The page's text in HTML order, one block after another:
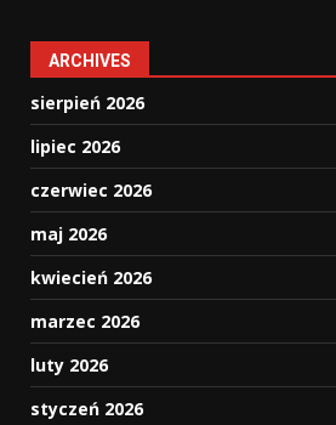
ARCHIVES
sierpień 2026
lipiec 2026
czerwiec 2026
maj 2026
kwiecień 2026
marzec 2026
luty 2026
styczeń 2026